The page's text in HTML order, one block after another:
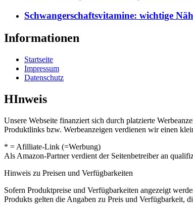
Schwangerschaftsvitamine: wichtige
Informationen
Startseite
Impressum
Datenschutz
HInweis
Unsere Webseite finanziert sich durch platzierte
Produktlinks bzw. Werbeanzeigen verdienen wir einen
* = Afilliate-Link (=Werbung)
Als Amazon-Partner verdient der Seitenbetreiber an
Hinweis zu Preisen und Verfügbarkeiten
Sofern Produktpreise und Verfügbarkeiten angezeigt
Produkts gelten die Angaben zu Preis und Verfügbarkeit,